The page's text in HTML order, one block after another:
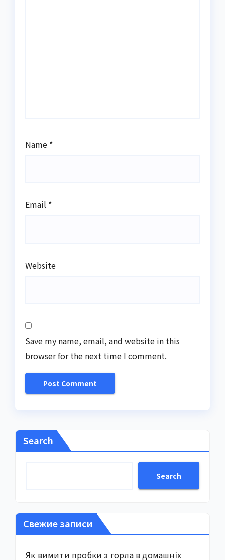
Name *
Email *
Website
Save my name, email, and website in this
browser for the next time I comment.
Search
Search
Свежие записи
Як вимити пробки з горла в домашніх